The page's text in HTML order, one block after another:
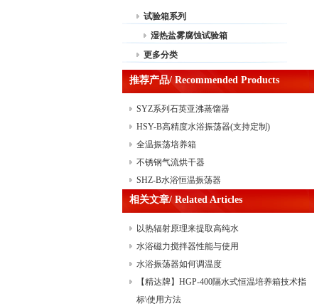
试验箱系列
湿热盐雾腐蚀试验箱
更多分类
推荐产品/ Recommended Products
SYZ系列石英亚沸蒸馏器
HSY-B高精度水浴振荡器(支持定制)
全温振荡培养箱
不锈钢气流烘干器
SHZ-B水浴恒温振荡器
相关文章/ Related Articles
以热辐射原理来提取高纯水
水浴磁力搅拌器性能与使用
水浴振荡器如何调温度
【精达牌】HGP-400隔水式恒温培养箱技术指
标\使用方法